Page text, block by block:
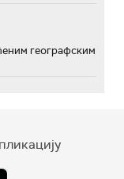
географским